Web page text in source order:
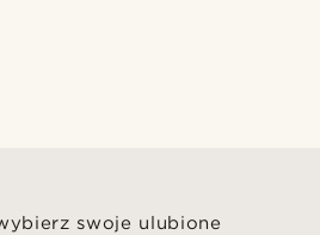
swoje ulubione